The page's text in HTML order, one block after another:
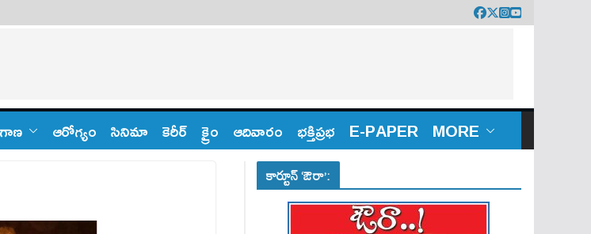
ఆరోగ్యం సినిమా కెరీర్ క్రైం ఆదివారం భక్తిప్రభ E-PAPER MORE
కార్టూన్ ‘ఔరా’: